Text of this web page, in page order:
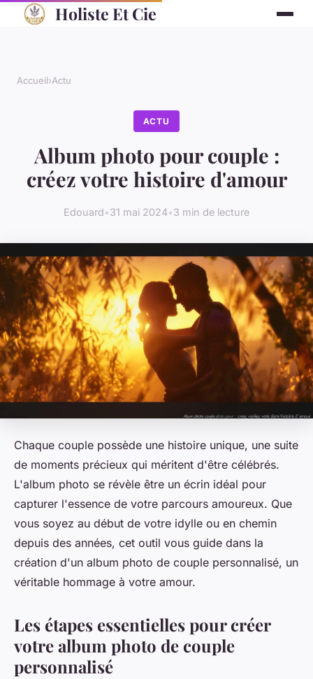
Holiste Et Cie
Accueil›Actu
ACTU
Album photo pour couple :
créez votre histoire d'amour
Edouard•31 mai 2024•3 min de lecture
Chaque couple possède une histoire unique, une suite
de moments précieux qui méritent d'être célébrés.
L'album photo se révèle être un écrin idéal pour
capturer l'essence de votre parcours amoureux. Que
vous soyez au début de votre idylle ou en chemin
depuis des années, cet outil vous guide dans la
création d'un album photo de couple personnalisé, un
véritable hommage à votre amour.
Les étapes essentielles pour créer
votre album photo de couple
personnalisé